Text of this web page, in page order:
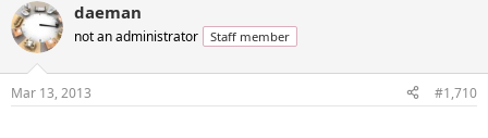
daeman
not an administrator Staff member
Mar 13, 2013 #1,710